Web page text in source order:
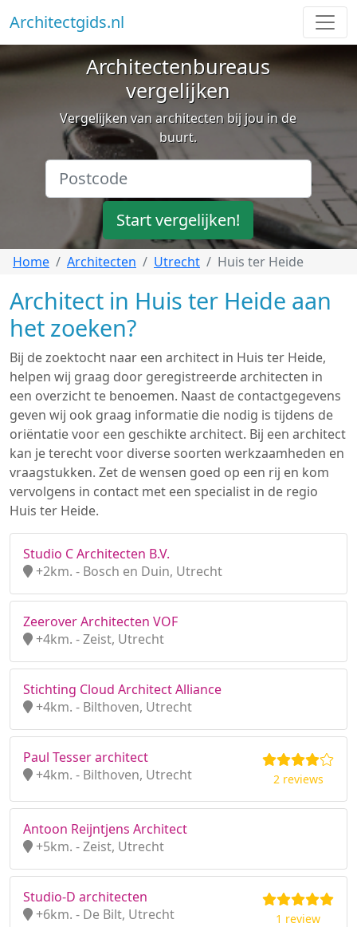
Architectgids.nl
Architectenbureaus
vergelijken
Vergelijken van architecten bij jou in de
buurt.
Start vergelijken!
Home Architecten Utrecht Huis ter Heide
Architect in Huis ter Heide aan
het zoeken?
Bij de zoektocht naar een architect in Huis ter Heide,
helpen wij graag door geregistreerde architecten in
een overzicht te benoemen. Naast de contactgegevens
geven wij ook graag informatie die nodig is tijdens de
oriëntatie voor een geschikte architect. Bij een architect
kan je terecht voor diverse soorten werkzaamheden en
vraagstukken. Zet de wensen goed op een rij en kom
vervolgens in contact met een specialist in de regio
Huis ter Heide.
Studio C Architecten B.V.
+2km. - Bosch en Duin, Utrecht
Zeerover Architecten VOF
+4km. - Zeist, Utrecht
Stichting Cloud Architect Alliance
+4km. - Bilthoven, Utrecht
Paul Tesser architect
+4km. - Bilthoven, Utrecht
2 reviews
Antoon Reijntjens Architect
+5km. - Zeist, Utrecht
Studio-D architecten
+6km. - De Bilt, Utrecht
1 review